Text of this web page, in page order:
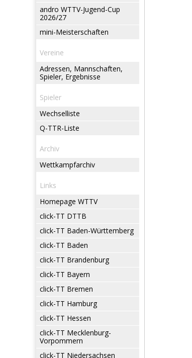
andro WTTV-Jugend-Cup
2026/27
mini-Meisterschaften
Vereine
Adressen, Mannschaften,
Spieler, Ergebnisse
Spieler
Wechselliste
Q-TTR-Liste
Archiv
Wettkampfarchiv
Links
Homepage WTTV
click-TT DTTB
click-TT Baden-Württemberg
click-TT Baden
click-TT Brandenburg
click-TT Bayern
click-TT Bremen
click-TT Hamburg
click-TT Hessen
click-TT Mecklenburg-
Vorpommern
click-TT Niedersachsen